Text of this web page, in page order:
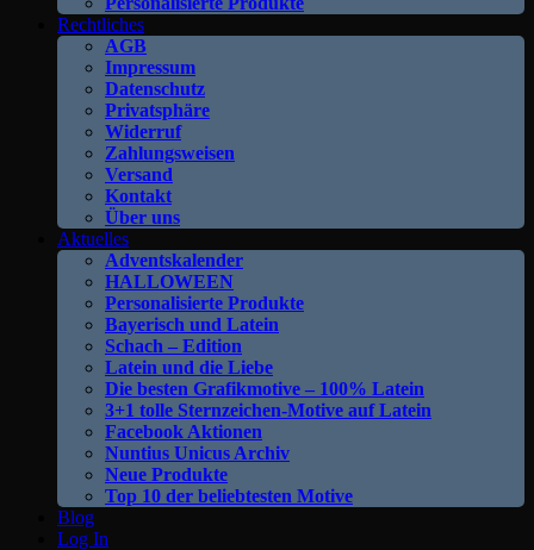
Rechtliches
AGB
Impressum
Datenschutz
Privatsphäre
Widerruf
Zahlungsweisen
Versand
Kontakt
Über uns
Aktuelles
Adventskalender
HALLOWEEN
Personalisierte Produkte
Bayerisch und Latein
Schach – Edition
Latein und die Liebe
Die besten Grafikmotive – 100% Latein
3+1 tolle Sternzeichen-Motive auf Latein
Facebook Aktionen
Nuntius Unicus Archiv
Neue Produkte
Top 10 der beliebtesten Motive
Blog
Log In